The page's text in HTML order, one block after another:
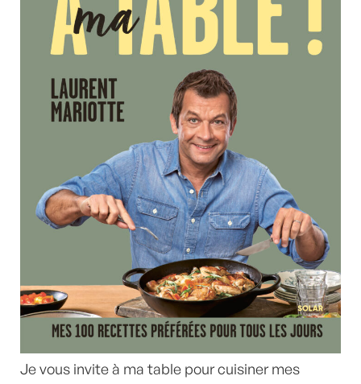
Je vous invite à ma table pour cuisiner mes